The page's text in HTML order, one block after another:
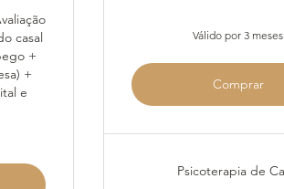
casal
+
+
e
Válido por 3 meses
Comprar
Psicoterapia de